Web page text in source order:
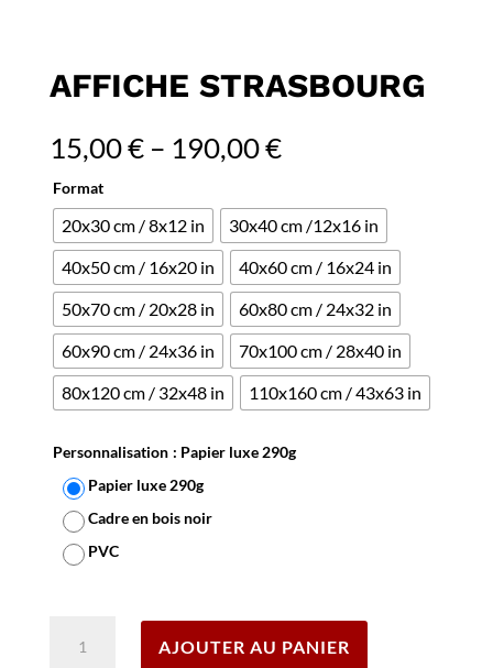
AFFICHE STRASBOURG
15,00€– 190,00€
Format
20x30 cm / 8x12 in
30x40 cm /12x16 in
40x50 cm / 16x20 in
40x60 cm / 16x24 in
50x70 cm / 20x28 in
60x80 cm / 24x32 in
60x90 cm / 24x36 in
70x100 cm / 28x40 in
80x120 cm / 32x48 in
110x160 cm / 43x63 in
Personnalisation : Papier luxe 290g
Papier luxe 290g
Cadre en bois noir
PVC
AJOUTER AU PANIER